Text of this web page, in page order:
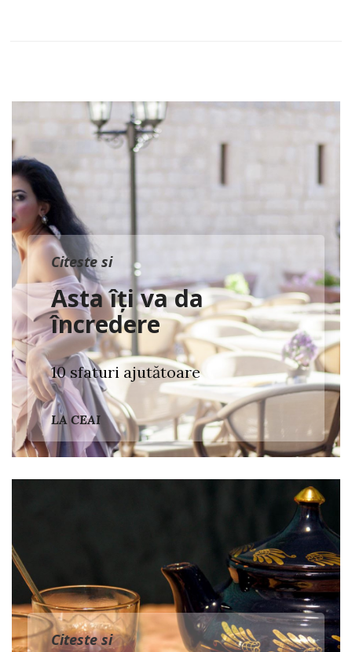
Citeste si
Asta îți va da
încredere
10 sfaturi ajutătoare
LA CEAI
Citeste si